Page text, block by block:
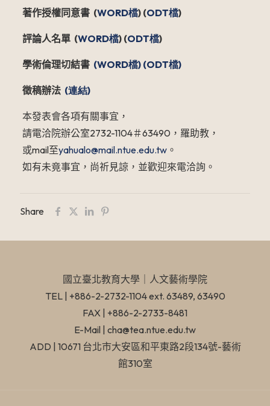
著作授權同意書 (WORD檔) (ODT檔)
評論人名單 (WORD檔) (ODT檔)
學術倫理切結書 (WORD檔) (ODT檔)
徵稿辦法 (連結)
本發表會各項有關事宜，
請電洽院辦公室2732-1104＃63490，羅助教，
或mail至yahualo@mail.ntue.edu.tw。
如有未竟事宜，尚祈見諒，並歡迎來電洽詢。
Share
國立臺北教育大學​｜人文藝術學院
TEL | +886-2-2732-1104 ext. 63489, 63490
FAX | +886-2-2733-8481
E-Mail | cha@tea.ntue.edu.tw
ADD | 10671 台北市大安區和平東路2段134號-藝術
館310室